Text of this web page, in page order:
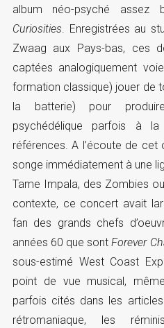
album néo-psyché assez
Curiosities. Enregistrées au
Zwaag aux Pays-bas, ces
captées analogiquement
formation classique) jouer de
la batterie) pour
psychédélique parfois à
références. A l’écoute de cet
songe immédiatement à une
Tame Impala, des Zombies
contexte, ce concert avait
fan des grands chefs
années 60 que sontForever
sous-estimé West Coast
point de vue musical,
parfois cités dans les
rétromaniaque, les